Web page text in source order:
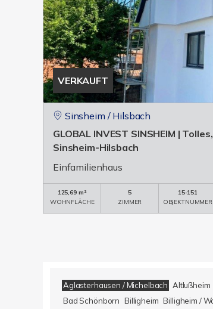
VERKAUFT
Sinsheim / Hilsbach
GLOBAL INVEST SINSHEIM |
Sinsheim-Hilsbach
Einfamilienhaus
125,69 m²
WOHNFLÄCHE
5
ZIMMER
15-151
OBJEKTNUMMER
Aglasterhausen / Michelbach Altlußheim
Bad Schönborn Billigheim Billigheim /